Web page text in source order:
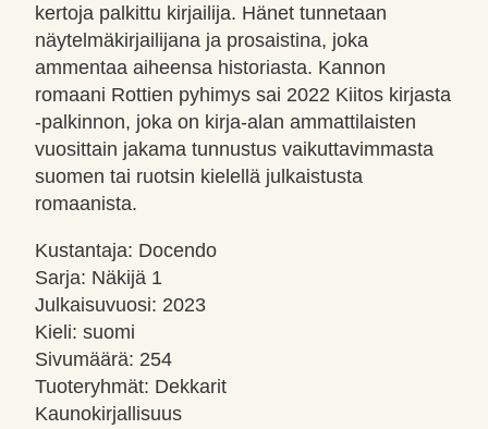
kertoja palkittu kirjailija. Hänet tunnetaan
näytelmäkirjailijana ja prosaistina, joka
ammentaa aiheensa historiasta. Kannon
romaani Rottien pyhimys sai 2022 Kiitos kirjasta
-palkinnon, joka on kirja-alan ammattilaisten
vuosittain jakama tunnustus vaikuttavimmasta
suomen tai ruotsin kielellä julkaistusta
romaanista.
Kustantaja: Docendo
Sarja: Näkijä 1
Julkaisuvuosi: 2023
Kieli: suomi
Sivumäärä: 254
Tuoteryhmät: Dekkarit
Kaunokirjallisuus